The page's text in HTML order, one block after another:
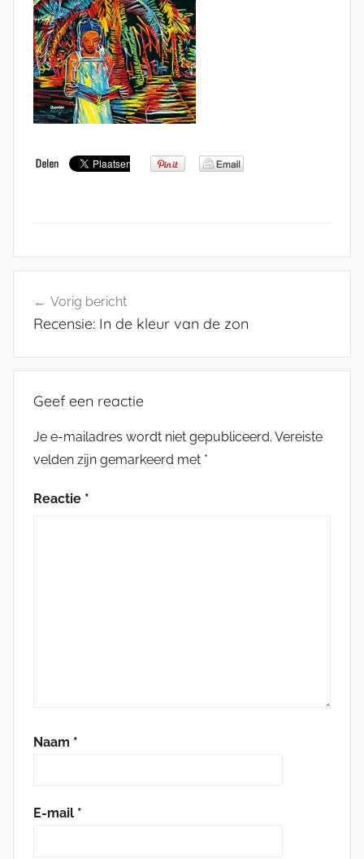
navigatie
Vorig bericht
Recensie: In de kleur van de zon
Geef een reactie
Je e-mailadres wordt niet gepubliceerd. Vereiste
velden zijn gemarkeerd met *
Reactie *
Naam *
E-mail *